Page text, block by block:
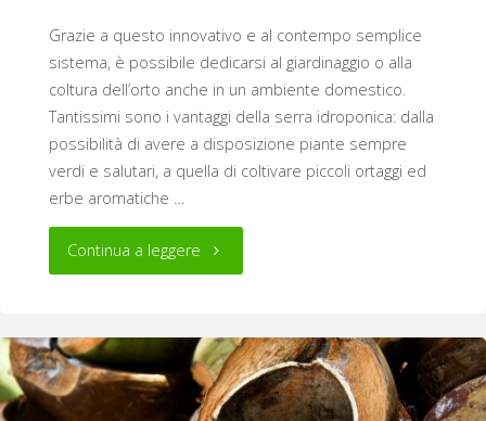
Grazie a questo innovativo e al contempo semplice
sistema, è possibile dedicarsi al giardinaggio o alla
coltura dell’orto anche in un ambiente domestico.
Tantissimi sono i vantaggi della serra idroponica: dalla
possibilità di avere a disposizione piante sempre
verdi e salutari, a quella di coltivare piccoli ortaggi ed
erbe aromatiche …
Continua a leggere "Come
le
erbe